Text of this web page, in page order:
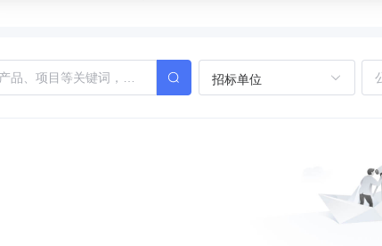
招标单位